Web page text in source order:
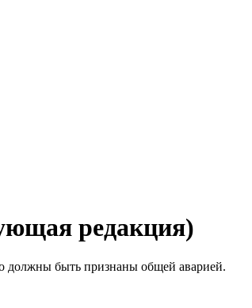
редакция)
должны быть признаны общей аварией.